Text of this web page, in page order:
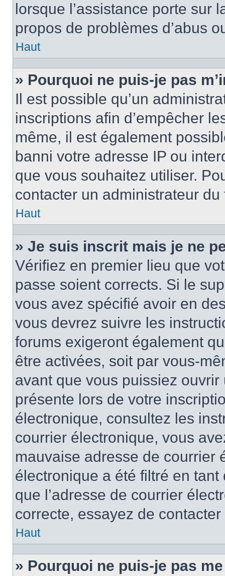
lorsque l’assistance porte sur
propos de problèmes d’abus
Haut
» Pourquoi ne puis-je pas
Il est possible qu’un
inscriptions afin d’empêcher
même, il est également
banni votre adresse IP ou
que vous souhaitez utiliser.
contacter un administrateur du
Haut
» Je suis inscrit mais je ne
Vérifiez en premier lieu que
passe soient corrects. Si le
vous avez spécifié avoir en
vous devrez suivre les
forums exigeront également
être activées, soit par vous-
avant que vous puissiez
présente lors de votre
électronique, consultez les
courrier électronique, vous
mauvaise adresse de courrier
électronique a été filtré en
que l’adresse de courrier
correcte, essayez de
Haut
» Pourquoi ne puis-je pas